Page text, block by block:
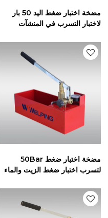
مضخة اختبار ضغط اليد 50 بار
لاختبار التسرب في المنشآت
مضخة اختبار ضغط 50Bar
لتسرب اختبار ضغط الزيت والماء